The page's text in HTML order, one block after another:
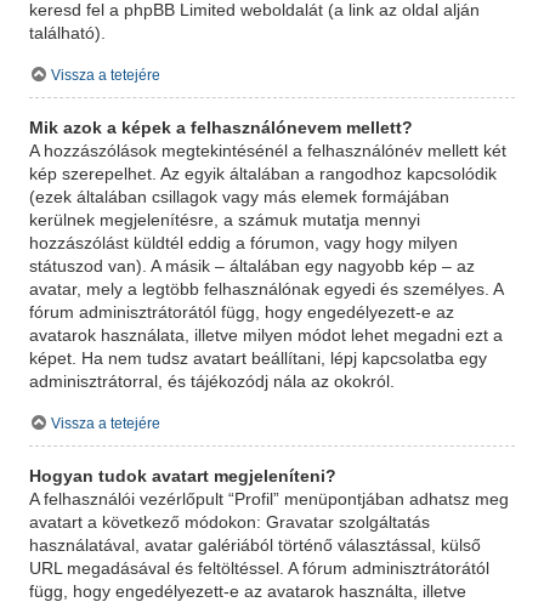
keresd fel a phpBB Limited weboldalát (a link az oldal alján
található).
Vissza a tetejére
Mik azok a képek a felhasználónevem mellett?
A hozzászólások megtekintésénél a felhasználónév mellett két
kép szerepelhet. Az egyik általában a rangodhoz kapcsolódik
(ezek általában csillagok vagy más elemek formájában
kerülnek megjelenítésre, a számuk mutatja mennyi
hozzászólást küldtél eddig a fórumon, vagy hogy milyen
státuszod van). A másik – általában egy nagyobb kép – az
avatar, mely a legtöbb felhasználónak egyedi és személyes. A
fórum adminisztrátorától függ, hogy engedélyezett-e az
avatarok használata, illetve milyen módot lehet megadni ezt a
képet. Ha nem tudsz avatart beállítani, lépj kapcsolatba egy
adminisztrátorral, és tájékozódj nála az okokról.
Vissza a tetejére
Hogyan tudok avatart megjeleníteni?
A felhasználói vezérlőpult “Profil” menüpontjában adhatsz meg
avatart a következő módokon: Gravatar szolgáltatás
használatával, avatar galériából történő választással, külső
URL megadásával és feltöltéssel. A fórum adminisztrátorától
függ, hogy engedélyezett-e az avatarok használta, illetve